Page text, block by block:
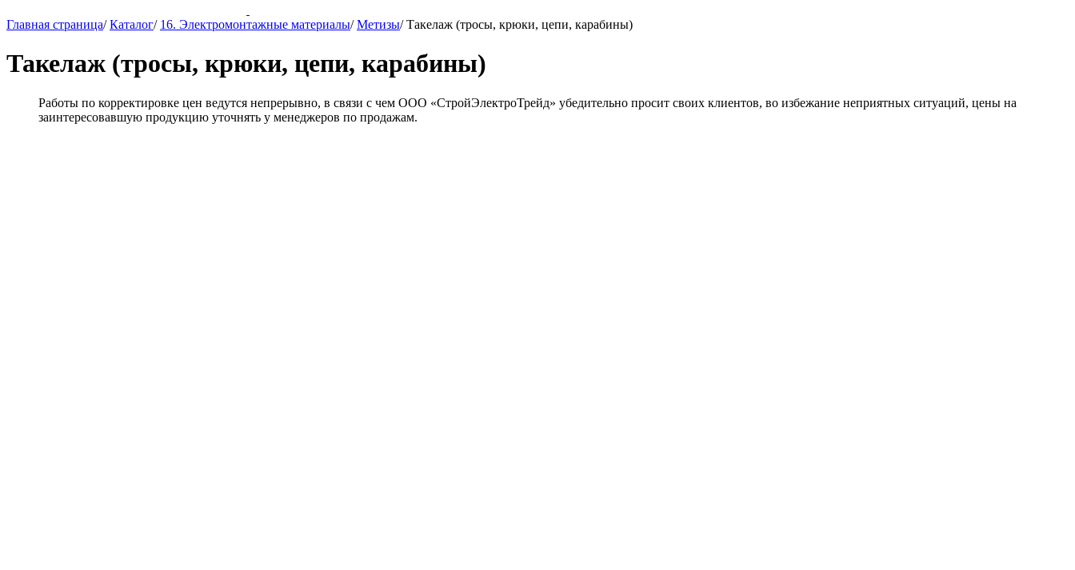
Главная страница/ Каталог/ 16. Электромонтажные материалы/ Метизы/ Такелаж (тросы, крюки, цепи, карабины)
Такелаж (тросы, крюки, цепи, карабины)
Работы по корректировке цен ведутся непрерывно, в связи с чем ООО «СтройЭлектроТрейд» убедительно просит своих клиентов, во избежание неприятных ситуаций, цены на
заинтересовавшую продукцию уточнять у менеджеров по продажам.